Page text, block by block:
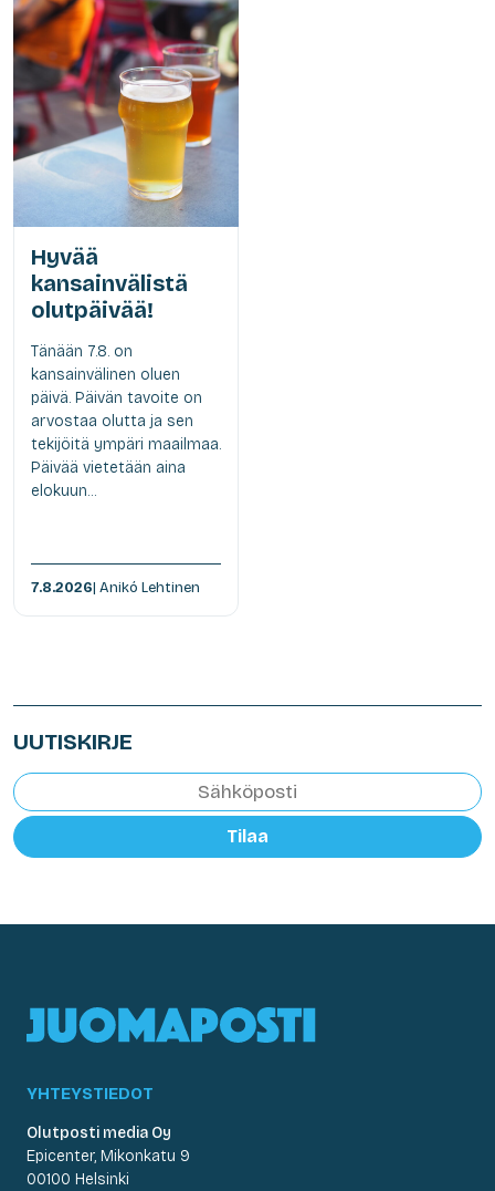
Hyvää
kansainvälistä
olutpäivää!
Tänään 7.8. on
kansainvälinen oluen
päivä. Päivän tavoite on
arvostaa olutta ja sen
tekijöitä ympäri maailmaa.
Päivää vietetään aina
elokuun...
7.8.2026| Anikó Lehtinen
UUTISKIRJE
Tilaa
YHTEYSTIEDOT
Olutposti media Oy
Epicenter, Mikonkatu 9
00100 Helsinki